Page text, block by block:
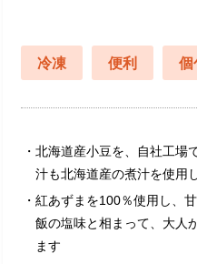
冷凍 便利 個
・北海道産小豆を、自社工場
汁も北海道産の煮汁を使用
・紅あずまを100％使用し、
飯の塩味と相まって、大人
ます